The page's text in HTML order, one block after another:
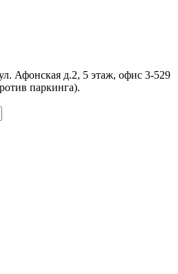
Афонская д.2, 5 этаж, офис 3-529
паркинга).